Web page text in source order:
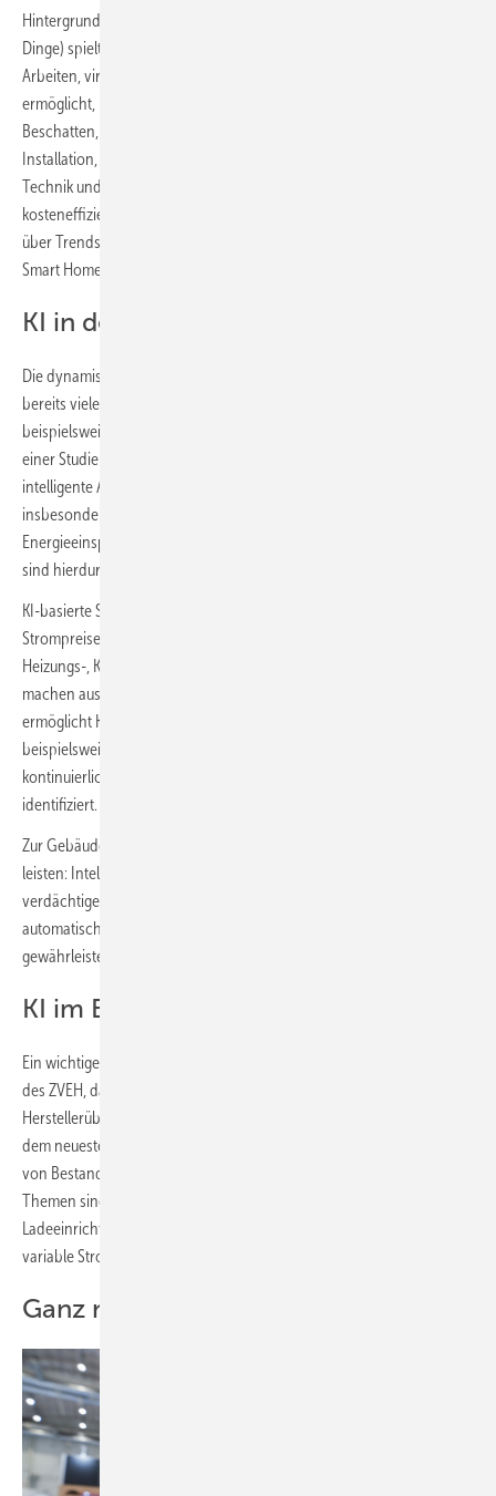
Hintergrund von Nachhaltigkeit, New Work und IoT (Internet der
Dinge) spielt eine intelligente Raumautomation, die kollaboratives
Arbeiten, virtuelle Meetings oder bedarfsabhängige Reinigung
ermöglicht, neben Grundbedürfnissen, wie Licht, Heizen, Kühlen und
Beschatten, zunehmend eine wesentliche Rolle. Für die Planung,
Installation, Programmierung und Inbetriebnahme sind viel digitale
Technik und Wissen notwendig, um Smart Building Solutions
kosteneffizient zu realisieren. Die GET Nord bietet einen Überblick
über Trends und Produkte für die Konzeption von Smart Buildings und
Smart Homes.
KI in der Gebäudetechnik
Die dynamische Entwicklung von Künstlicher Intelligenz (KI) verändert
bereits viele Branchen, auch die Gebäudetechnik. Denn KI verspricht
beispielsweise erhebliche Vorteile für die Gebäudeperformance. Nach
einer Studie der EnOcean Alliance zahlen sich die Digitalisierung und
intelligente Automatisierung ganzer Gebäude und Gebäudekomplexe
insbesondere bei gewerblich genutzten Immobilien aus: Erhebliche
Energieeinsparungen sowie reduzierte Raum- und Betriebskosten
sind hierdurch erzielbar.
KI-basierte Softwarelösungen, deren Algorithmen Wetterdaten,
Strompreise und Gebäudenutzung in Echtzeit analysieren, um die
Heizungs-, Klima- und Lüftungsanlagensteuerung situativ anzupassen,
machen aus Gebäuden selbstlernende Energiesysteme. Ferner
ermöglicht KI eine vorausschauende Instandhaltung, indem sie
beispielsweise Sensordaten wie Temperatur, Feuchtigkeit oder Druck
kontinuierlich überwacht und potenzielle Schwachstellen frühzeitig
identifiziert.
Zur Gebäudesicherheit kann KI ebenfalls einen wertvollen Beitrag
leisten: Intelligente Überwachungssysteme sind in der Lage,
verdächtige Aktivitäten oder Verhaltensmuster zu erkennen und
automatisch darauf zu reagieren, und biometrische Zutrittskontrollen
gewährleisten eine präzise Sicherheitsüberwachung.
KI im E-Haus
Ein wichtiger Anlaufpunkt ist auch in Halle B6 das begehbare E-Haus
des ZVEH, das in diesem Jahr auf den Einsatz von KI fokussiert.
Herstellerübergreifend werden hier vernetzte Funktionalitäten auf
dem neuesten Stand der Technik gezeigt, die sich für die Nachrüstung
von Bestandsgebäuden und für den Gebäudeneubau eignen. Weitere
Themen sind die netzorientierte Steuerung von Wärmepumpen,
Ladeeinrichtungen für Elektrofahrzeuge oder Stromspeicher sowie
variable Stromtarife.
Ganz neue Ideen